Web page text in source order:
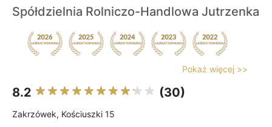
Spółdzielnia Rolniczo-Handlowa Jutrzenka
Pokaż więcej >>
8.2 (30)
Zakrzówek, Kościuszki 15